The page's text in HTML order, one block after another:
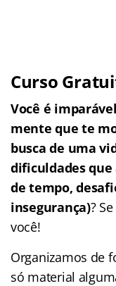
Curso
Você é
mente que te
busca de uma
dificuldades
de tempo,
insegurança)?
você!
Organizamos de
só material